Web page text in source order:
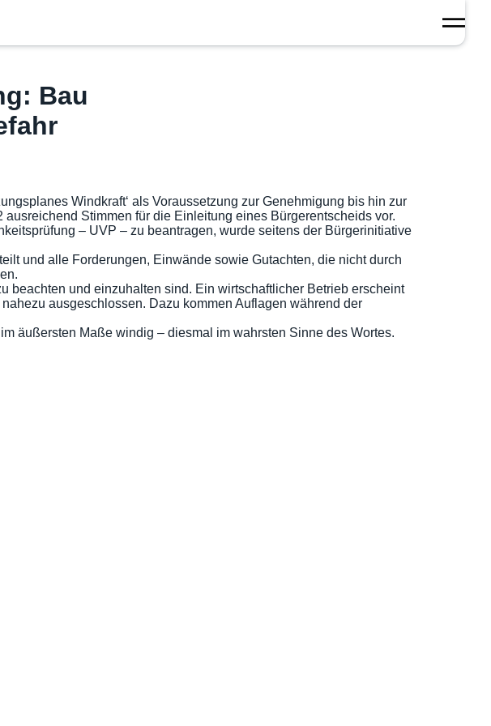
Bau
Windkraft‘ als Voraussetzung zur Genehmigung bis hin zur
Stimmen für die Einleitung eines Bürgerentscheids vor.
– UVP – zu beantragen, wurde seitens der Bürgerinitiative
und alle Forderungen, Einwände sowie Gutachten, die nicht durch
beachten und einzuhalten sind. Ein wirtschaftlicher Betrieb erscheint
ausgeschlossen. Dazu kommen Auflagen während der
äußersten Maße windig – diesmal im wahrsten Sinne des Wortes.